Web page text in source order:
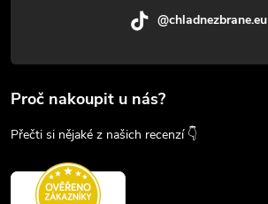
@chladnezbrane.eu
Proč nakoupit u nás?
Přečti si nějaké z našich recenzí 👇